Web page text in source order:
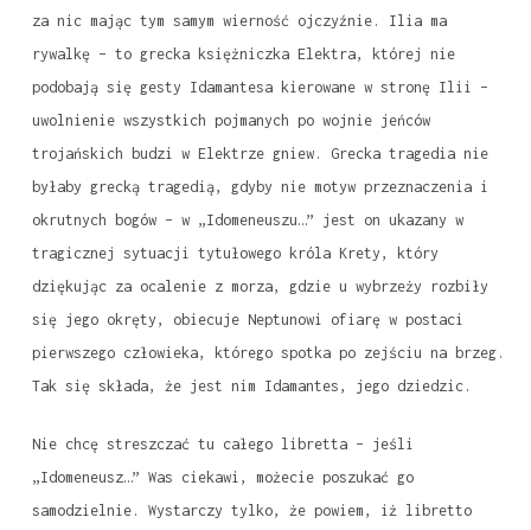
za nic mając tym samym wierność ojczyźnie. Ilia ma
rywalkę – to grecka księżniczka Elektra, której nie
podobają się gesty Idamantesa kierowane w stronę Ilii –
uwolnienie wszystkich pojmanych po wojnie jeńców
trojańskich budzi w Elektrze gniew. Grecka tragedia nie
byłaby grecką tragedią, gdyby nie motyw przeznaczenia i
okrutnych bogów – w „Idomeneuszu…” jest on ukazany w
tragicznej sytuacji tytułowego króla Krety, który
dziękując za ocalenie z morza, gdzie u wybrzeży rozbiły
się jego okręty, obiecuje Neptunowi ofiarę w postaci
pierwszego człowieka, którego spotka po zejściu na brzeg.
Tak się składa, że jest nim Idamantes, jego dziedzic.
Nie chcę streszczać tu całego libretta – jeśli
„Idomeneusz…” Was ciekawi, możecie poszukać go
samodzielnie. Wystarczy tylko, że powiem, iż libretto